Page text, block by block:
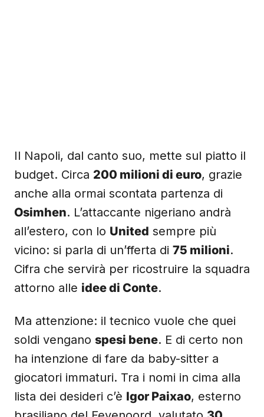
Il Napoli, dal canto suo, mette sul piatto il
budget. Circa 200 milioni di euro, grazie
anche alla ormai scontata partenza di
Osimhen. L’attaccante nigeriano andrà
all’estero, con lo United sempre più
vicino: si parla di un’fferta di 75 milioni.
Cifra che servirà per ricostruire la squadra
attorno alle idee di Conte.
Ma attenzione: il tecnico vuole che quei
soldi vengano spesi bene. E di certo non
ha intenzione di fare da baby-sitter a
giocatori immaturi. Tra i nomi in cima alla
lista dei desideri c’è Igor Paixao, esterno